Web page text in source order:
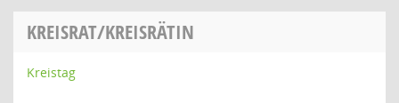
KREISRAT/KREISRÄTIN
Kreistag